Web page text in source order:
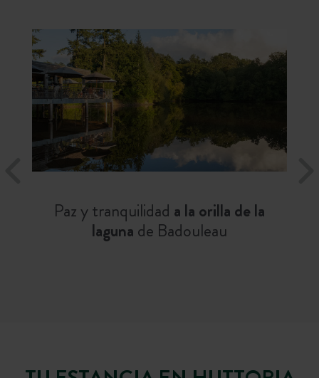
Paz y tranquilidad a la orilla de la
laguna de Badouleau